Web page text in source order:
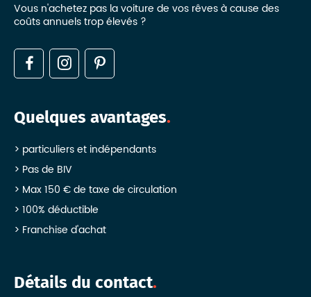
Vous n'achetez pas la voiture de vos rêves à cause des
coûts annuels trop élevés ?
Quelques avantages
particuliers et indépendants
Pas de BIV
Max 150 € de taxe de circulation
100% déductible
Franchise d'achat
Détails du contact